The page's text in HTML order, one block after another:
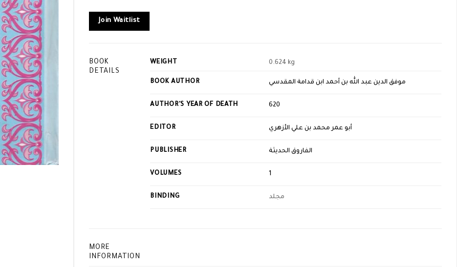
address
to
waitlist
for
Join Waitlist
BOOK
DETAILS
WEIGHT 0.624 kg
BOOK AUTHOR موفق الدين عبد الله بن أحمد ابن قدامة المقدسي
AUTHOR'S YEAR OF DEATH 620
EDITOR أبو عمر محمد بن علي الأزهري
PUBLISHER الفاروق الحديثة
VOLUMES 1
BINDING مجلد
MORE
INFORMATION